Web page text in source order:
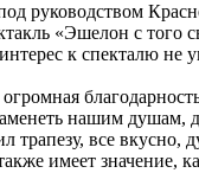
руководством
«Эшелон с
к спекталю не
нашим
трапезу, все
имеет значение,